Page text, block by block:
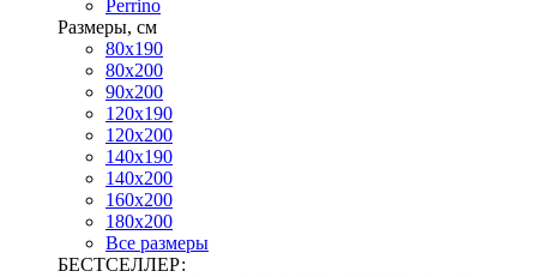
Perrino
Размеры, см
80х190
80х200
90х200
120х190
120х200
140х190
140х200
160х200
180х200
Все размеры
БЕСТСЕЛЛЕР: